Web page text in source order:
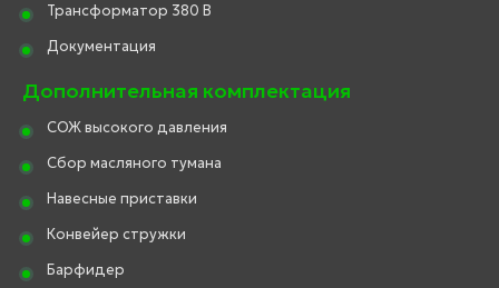
Трансформатор 380 В
Документация
Дополнительная комплектация
СОЖ высокого давления
Сбор масляного тумана
Навесные приставки
Конвейер стружки
Барфидер